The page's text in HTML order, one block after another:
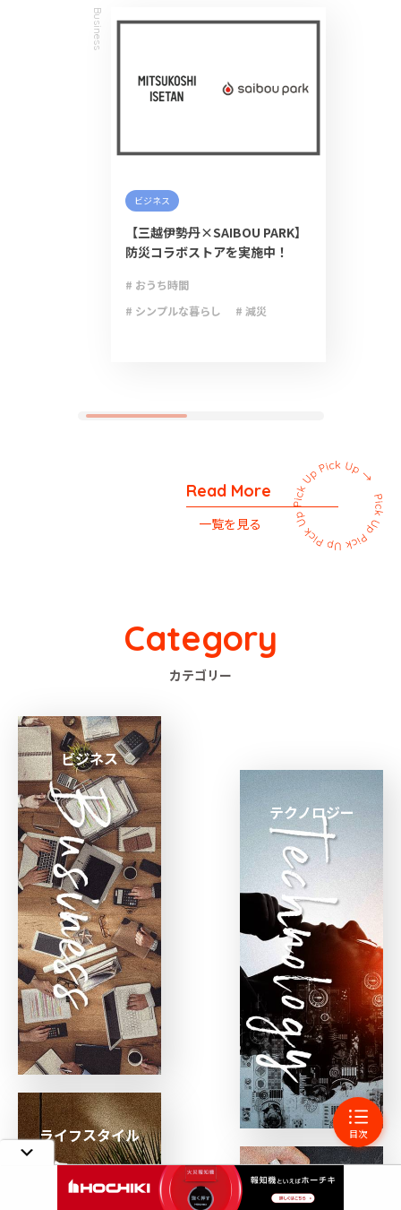
目次
Business
ビジネス
【三越伊勢丹×SAIBOU PARK】
防災コラボストアを実施中！
# おうち時間
# シンプルな暮らし
# 減災
Read More
一覧を見る
Category
カテゴリー
ビジネス
テクノロジー
ライフスタイル
レビュー